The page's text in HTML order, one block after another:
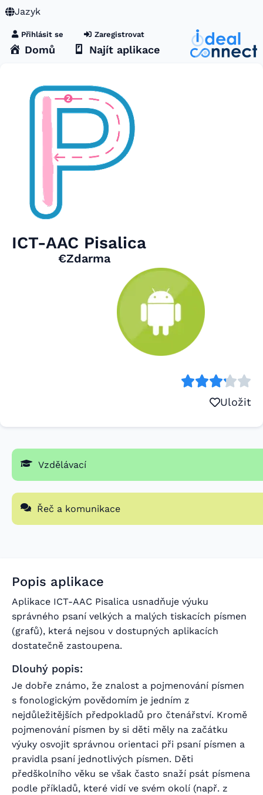
Jazyk
Přihlásit se Zaregistrovat
Domů Najít aplikace
ICT-AAC Pisalica
€Zdarma
Uložit
Vzdělávací
Řeč a komunikace
Popis aplikace
Aplikace ICT-AAC Pisalica usnadňuje výuku
správného psaní velkých a malých tiskacích písmen
(grafů), která nejsou v dostupných aplikacích
dostatečně zastoupena.
Dlouhý popis:
Je dobře známo, že znalost a pojmenování písmen
s fonologickým povědomím je jedním z
nejdůležitějších předpokladů pro čtenářství. Kromě
pojmenování písmen by si děti měly na začátku
výuky osvojit správnou orientaci při psaní písmen a
pravidla psaní jednotlivých písmen. Děti
předškolního věku se však často snaží psát písmena
podle příkladů, které vidí ve svém okolí (např. z